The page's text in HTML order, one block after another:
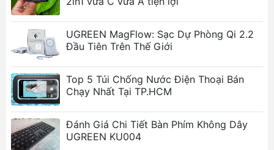
Thông số kỹ thuật chi tiết
Thuộc
tính
Chi tiết
Thương
hiệu
Ugreen
Mã sản
phẩm
Ugreen 50985
UGREEN MagFlow: Sạc Dự Phòng Qi 2.2
Đầu Tiên Trên Thế Giới
Top 5 Túi Chống Nước Điện Thoại Bán
Chạy Nhất Tại TP.HCM
Đánh Giá Chi Tiết Bàn Phím Không Dây
UGREEN KU004